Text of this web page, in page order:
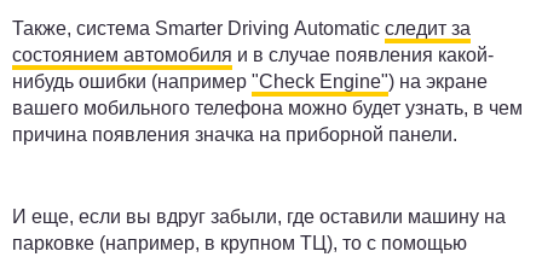
Также, система Smarter Driving Automatic следит за
состоянием автомобиля и в случае появления какой-
нибудь ошибки (например "Check Engine") на экране
вашего мобильного телефона можно будет узнать, в чем
причина появления значка на приборной панели.
И еще, если вы вдруг забыли, где оставили машину на
парковке (например, в крупном ТЦ), то с помощью